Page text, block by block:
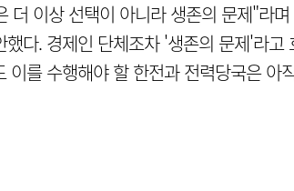
더 이상 선택이 아니라 생존의 문제"라
다. 경제인 단체조차 '생존의 문제'라고
이를 수행해야 할 한전과 전력당국은 아